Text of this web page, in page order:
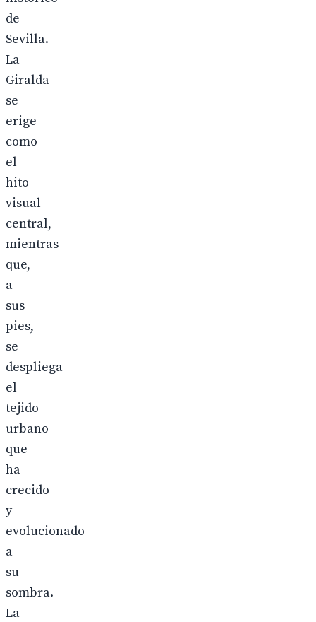
de
Sevilla.
La
Giralda
se
erige
como
el
hito
visual
central,
mientras
que,
a
sus
pies,
se
despliega
el
tejido
urbano
que
ha
crecido
y
evolucionado
a
su
sombra.
La